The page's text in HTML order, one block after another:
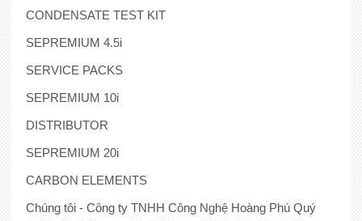
CONDENSATE TEST KIT
SEPREMIUM 4.5i
SERVICE PACKS
SEPREMIUM 10i
DISTRIBUTOR
SEPREMIUM 20i
CARBON ELEMENTS
Chúng tôi - Công ty TNHH Công Nghệ Hoàng Phú Quý